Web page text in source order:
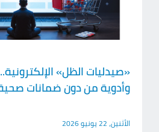
«صيدليات الظل»
وأدوية من دون ضمانات
الأثنين، 22 يونيو 2026